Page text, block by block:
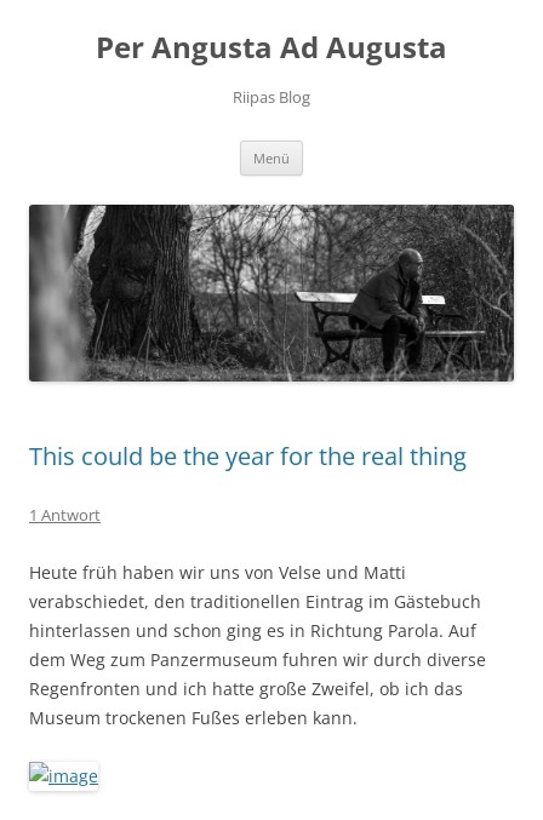
Per Angusta Ad Augusta
Riipas Blog
Menü
This could be the year for the real thing
1 Antwort
Heute früh haben wir uns von Velse und Matti
verabschiedet, den traditionellen Eintrag im Gästebuch
hinterlassen und schon ging es in Richtung Parola. Auf
dem Weg zum Panzermuseum fuhren wir durch diverse
Regenfronten und ich hatte große Zweifel, ob ich das
Museum trockenen Fußes erleben kann.